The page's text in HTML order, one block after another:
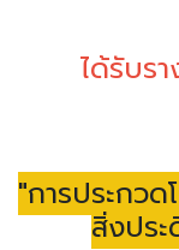
ได้รับร
"การประกว
สิ่งปร